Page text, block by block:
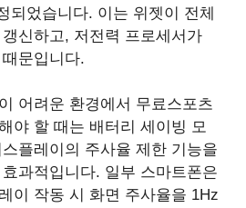
되었습니다. 이는 위젯이 전체
신하고, 저전력 프로세서가
문입니다.
어려운 환경에서 무료스포츠
야 할 때는 배터리 세이빙 모
플레이의 주사율 제한 기능을
과적입니다. 일부 스마트폰은
이 작동 시 화면 주사율을 1Hz